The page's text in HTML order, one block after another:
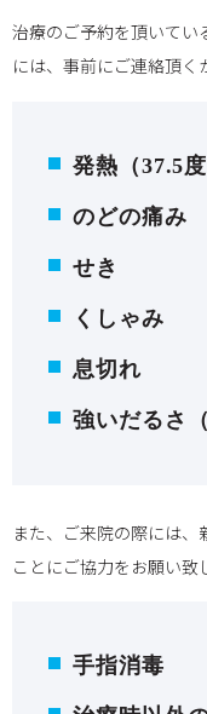
治療のご予約を頂いてい
には、事前にご連絡頂く
発熱（37.5度
のどの痛み
せき
くしゃみ
息切れ
強いだるさ
また、ご来院の際には
ことにご協力をお願い致
手指消毒